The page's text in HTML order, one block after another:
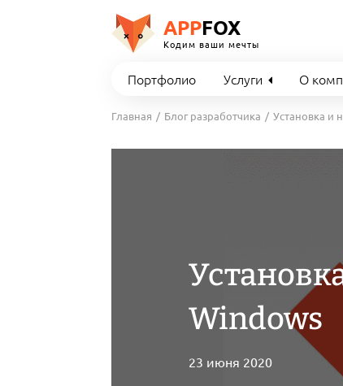
APPFOX
Кодим ваши мечты
Портфолио Услуги О
Главная Блог разработчика Установка и
Windows
23 июня 2020